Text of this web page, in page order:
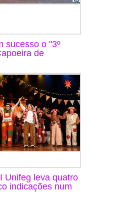
sucesso o "3º
de
Unifeg leva quatro
indicações num